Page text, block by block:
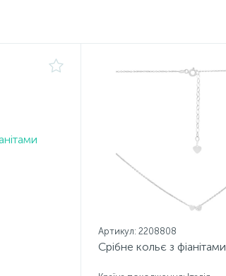
Артикул: 2208808
Срібне кольє з фіанітами